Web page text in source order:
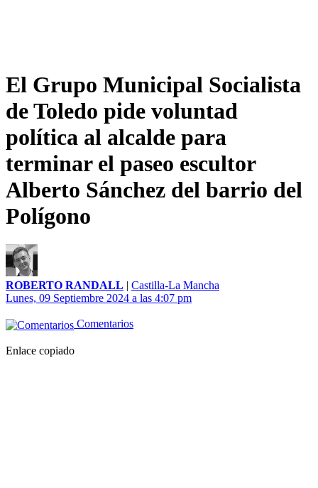
El Grupo Municipal Socialista
de Toledo pide voluntad
política al alcalde para
terminar el paseo escultor
Alberto Sánchez del barrio del
Polígono
ROBERTO RANDALL | Castilla-La Mancha
Lunes, 09 Septiembre 2024 a las 4:07 pm
Comentarios
Enlace copiado